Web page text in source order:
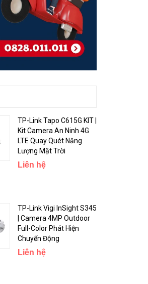
TP-Link Tapo C615G KIT |
Kit Camera An Ninh 4G
LTE Quay Quét Năng
Lượng Mặt Trời
Liên hệ
TP-Link Vigi InSight S345
| Camera 4MP Outdoor
Full-Color Phát Hiện
Chuyển Động
Liên hệ